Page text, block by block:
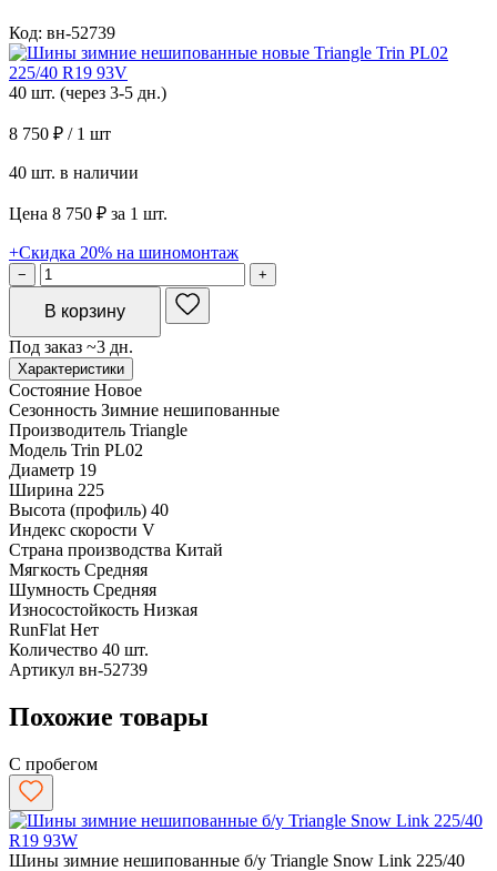
Код: вн-52739
40 шт. (через 3-5 дн.)
8 750 ₽ / 1 шт
40 шт. в наличии
Цена 8 750 ₽ за 1 шт.
+Скидка 20% на шиномонтаж
− +
В корзину
Под заказ ~3 дн.
Характеристики
Состояние Новое
Сезонность Зимние нешипованные
Производитель Triangle
Модель Trin PL02
Диаметр 19
Ширина 225
Высота (профиль) 40
Индекс скорости V
Страна производства Китай
Мягкость Средняя
Шумность Средняя
Износостойкость Низкая
RunFlat Нет
Количество 40 шт.
Артикул вн-52739
Похожие товары
С пробегом
Шины зимние нешипованные б/у Triangle Snow Link 225/40